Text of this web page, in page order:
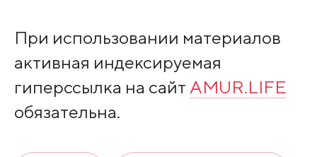
При использовании материалов
активная индексируемая
гиперссылка на сайт AMUR.LIFE
обязательна.